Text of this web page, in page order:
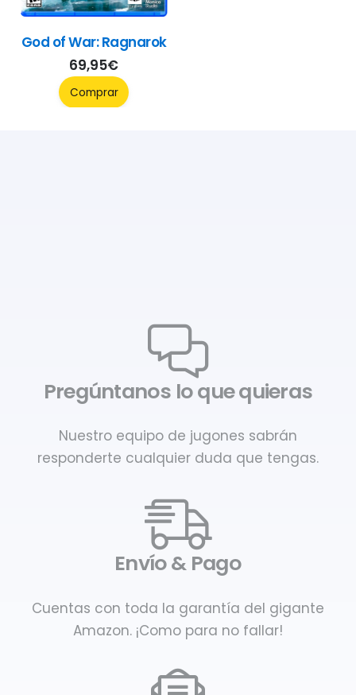
God of War: Ragnarok
69,95€
Comprar
Pregúntanos lo que quieras
Nuestro equipo de jugones sabrán
responderte cualquier duda que tengas.
Envío & Pago
Cuentas con toda la garantía del gigante
Amazon. ¡Como para no fallar!